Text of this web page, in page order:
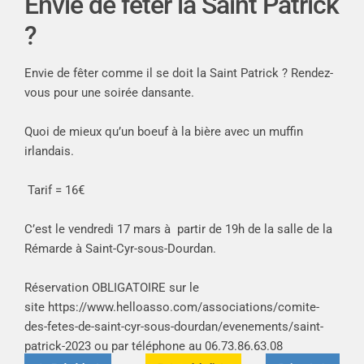
?
Envie de fêter comme il se doit la Saint Patrick ? Rendez-
vous pour une soirée dansante.
Quoi de mieux qu’un boeuf à la bière avec un muffin
irlandais.
Tarif = 16€
C’est le vendredi 17 mars à partir de 19h de la salle de la
Rémarde à Saint-Cyr-sous-Dourdan.
Réservation OBLIGATOIRE sur le
site https://www.helloasso.com/associations/comite-
des-fetes-de-saint-cyr-sous-dourdan/evenements/saint-
patrick-2023 ou par téléphone au 06.73.86.63.08